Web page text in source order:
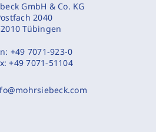
GmbH & Co. KG
2040
Tübingen
+49 7071-923-0
+49 7071-51104